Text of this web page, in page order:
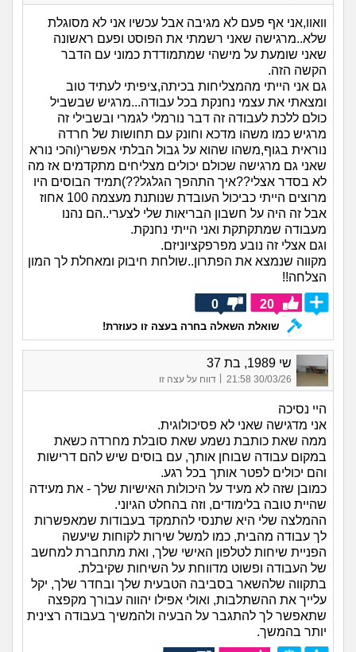
וואוו,אני אף פעם לא מגיבה אבל עכשיו אני לא מסוגלת
שלא..מרגישה שאני רשמתי את הפוסט ופעם ראשונה
שאני שומעת על מישהי שמתמודדת כמוני עם הדבר
הקשה הזה.
גם אני הייתי מהמצליחות בכיתה,ציפיתי לעתיד טוב
ומצאתי את עצמי נחנקת בכל עבודה...מרגיש שבשביל
כולם ללכת לעבודה זה דבר נורמלי לגמרי ובשבילי זה
מרגיש כמו משהו מדכא וחונק עם תחושות של חרדה
נוראית בגוף,משהו שהוא על גבול הבלתי אפשרי(והכי נורא
שאני גם מרגישה שכולם יכולים מצליחים מתקדמים אז מה
לא בסדר אצלי??איך התהפך הגלגל??)תמיד הבוסים היו
מרוצים הייתי כביכול העובדת שנותנת מעצמה 100 אחוז
אבל זה היה על חשבון הבריאות שלי לצערי..הם נהנו
מעבודה שמתקתקת ואני הייתי נחנקת.
וגם אצלי זה נובע מפרפקציוניזם.
מקווה שנמצא את הפתרון..שולחת חיבוק ומאחלת לך המון
הצלחה!!
20
0
שואלת השאלה בחרה בעצה זו כעוזרת!
שי 1989, בת 37
30/03/26 21:58
| דווח על עצה זו
היי נסיכה
אני מדגישה שאני לא פסיכולוגית.
ממה שאת כותבת נשמע שאת סובלת מחרדה כשאת
במקום עבודה שבוחן אותך, עם בוסים שיש להם דרישות
והם יכולים לפטר אותך בכל רגע.
כמובן שזה לא מעיד על היכולות האישיות שלך - את מעידה
שהיית טובה בלימודים, וזה בהחלט הגיוני.
ההמלצה שלי היא שתנסי להתמקד בעבודות שמאפשרות
לך עבודה מהבית, כמו למשל שירות לקוחות שיעשה
הפניית שיחות לטלפון האישי שלך, ואת מתחברת למחשב
של העבודה ופשוט מדווחת על השיחות שקיבלת.
בתקווה שלהשאר בסביבה הטבעית שלך ובחדר שלך, יקל
עלייך את ההשתלבות, ואולי אפילו יהווה עבורך מקפצה
שתאפשר לך להתגבר על הבעיה ולהמשיך בעבודה רצינית
יותר בהמשך.